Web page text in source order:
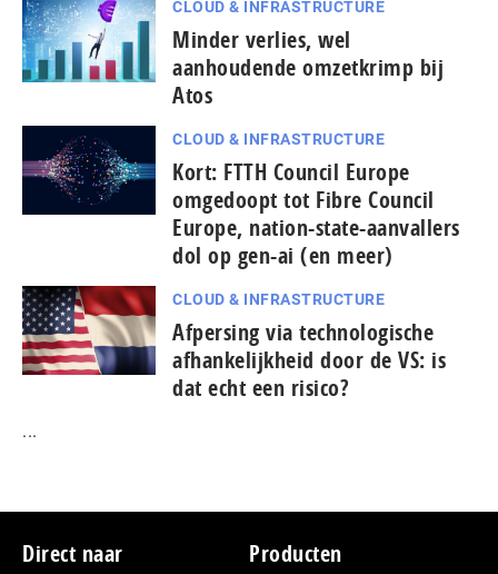
CLOUD & INFRASTRUCTURE
Minder verlies, wel
aanhoudende omzetkrimp bij
Atos
CLOUD & INFRASTRUCTURE
Kort: FTTH Council Europe
omgedoopt tot Fibre Council
Europe, nation-state-aanvallers
dol op gen-ai (en meer)
CLOUD & INFRASTRUCTURE
Afpersing via technologische
afhankelijkheid door de VS: is
dat echt een risico?
...
Footer
Direct naar Producten